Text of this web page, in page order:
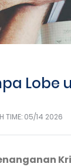
Lobe
TIME: 05/14 2026